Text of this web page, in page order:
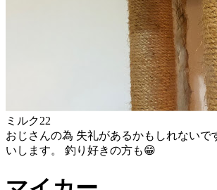
ミルク22
おじさんの為 失礼があるかもしれないで
いします。 釣り好きの方も😁